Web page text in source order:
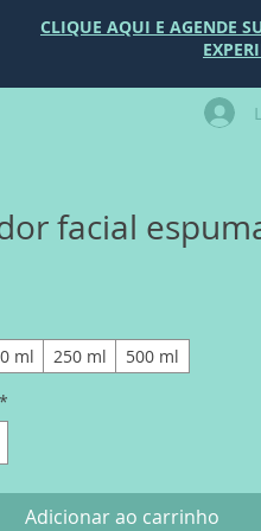
CLIQUE AQUI E AGENDE
facial
ml 250 ml
500 ml
*
Adicionar ao carrinho